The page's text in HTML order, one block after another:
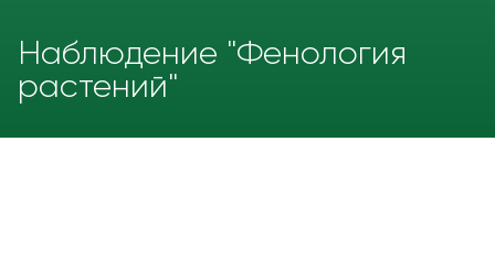
Наблюдение "Фенология
растений"